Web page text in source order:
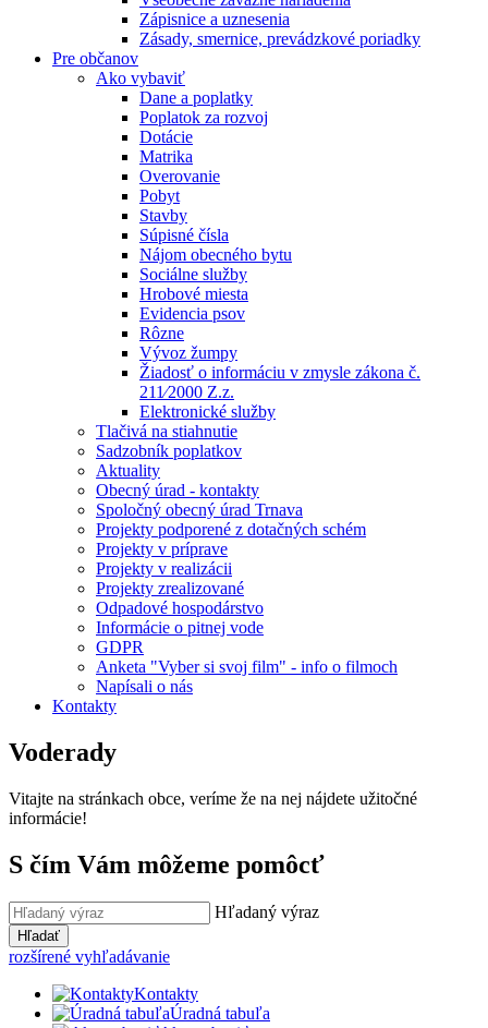
Zápisnice a uznesenia
Zásady, smernice, prevádzkové poriadky
Pre občanov
Ako vybaviť
Dane a poplatky
Poplatok za rozvoj
Dotácie
Matrika
Overovanie
Pobyt
Stavby
Súpisné čísla
Nájom obecného bytu
Sociálne služby
Hrobové miesta
Evidencia psov
Rôzne
Vývoz žumpy
Žiadosť o informáciu v zmysle zákona č.
211⁄2000 Z.z.
Elektronické služby
Tlačivá na stiahnutie
Sadzobník poplatkov
Aktuality
Obecný úrad - kontakty
Spoločný obecný úrad Trnava
Projekty podporené z dotačných schém
Projekty v príprave
Projekty v realizácii
Projekty zrealizované
Odpadové hospodárstvo
Informácie o pitnej vode
GDPR
Anketa "Vyber si svoj film" - info o filmoch
Napísali o nás
Kontakty
Voderady
Vitajte na stránkach obce, veríme že na nej nájdete užitočné
informácie!
S čím Vám môžeme pomôcť
Hľadaný výraz
Hľadať
rozšírené vyhľadávanie
Kontakty
Úradná tabuľa